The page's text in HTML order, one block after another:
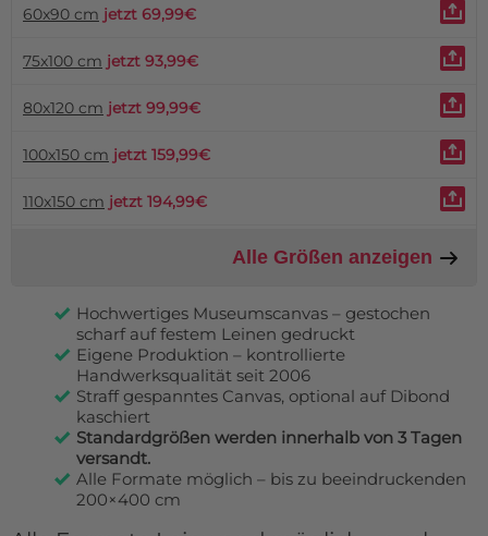
60x90 cm jetzt 69,99€
75x100 cm jetzt 93,99€
80x120 cm jetzt 99,99€
100x150 cm jetzt 159,99€
110x150 cm jetzt 194,99€
Alle Größen anzeigen
Hochwertiges Museumscanvas – gestochen
scharf auf festem Leinen gedruckt
Eigene Produktion – kontrollierte
Handwerksqualität seit 2006
Straff gespanntes Canvas, optional auf Dibond
kaschiert
Standardgrößen werden innerhalb von 3 Tagen
versandt.
Alle Formate möglich – bis zu beeindruckenden
200×400 cm